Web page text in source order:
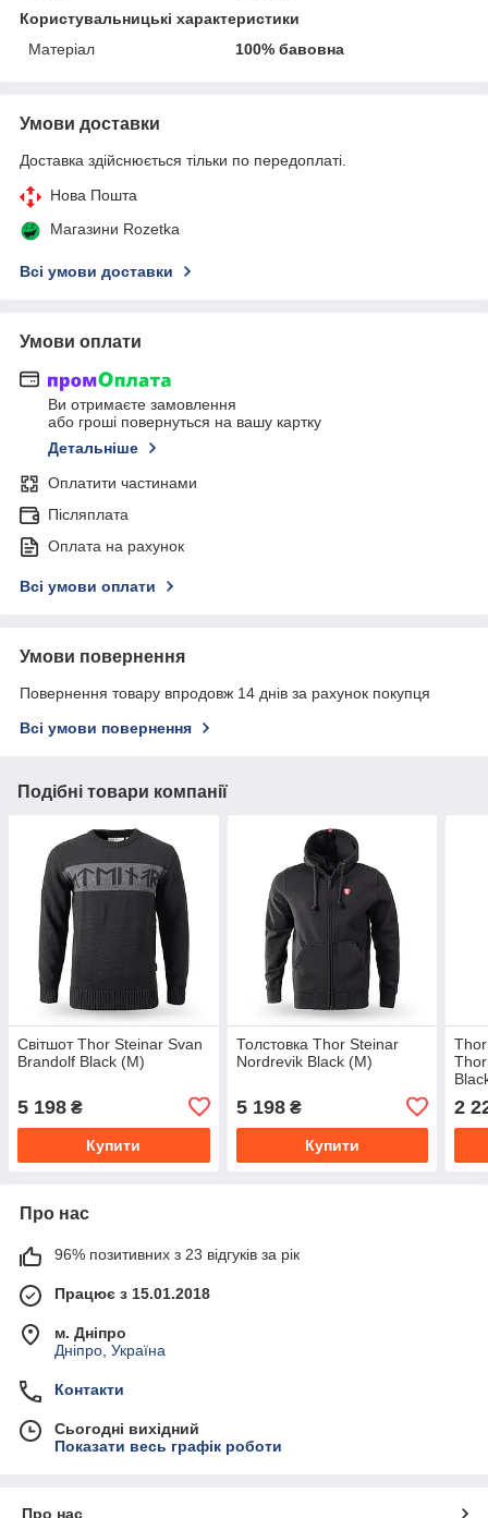
Користувальницькі характеристики
Матеріал
100% бавовна
Умови доставки
Доставка здійснюється тільки по передоплаті.
Нова Пошта
Магазини Rozetka
Всі умови доставки
Умови оплати
Ви отримаєте замовлення
або гроші повернуться на вашу картку
Детальніше
Оплатити частинами
Післяплата
Оплата на рахунок
Всі умови оплати
Умови повернення
Повернення товару впродовж 14 днів за рахунок покупця
Всі умови повернення
Подібні товари компанії
Світшот Thor Steinar Svan
Brandolf Black (M)
5 198 ₴
Купити
Толстовка Thor Steinar
Nordrevik Black (M)
5 198₴
Купити
2
Про нас
96% позитивних з 23 відгуків за рік
Працює з 15.01.2018
м. Дніпро
Дніпро, Україна
Контакти
Сьогодні вихідний
Показати весь графік роботи
Про нас